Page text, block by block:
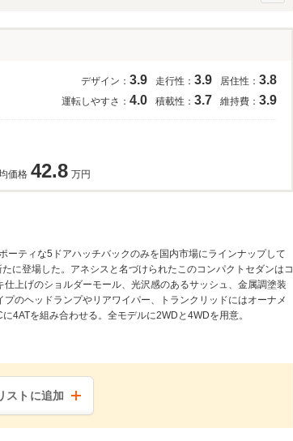
デザイン： 3.9 走行性： 3.9 居住性： 3.8
運転しやすさ： 4.0 積載性： 3.7 維持費： 3.9
価格 42.8 万円
ティな5ドアハッチバックのみを国内市場にラインナップして
に登場した。アネシスと名づけられたこのコンパクトセダンはコ
上げのショルダーモール、光沢感のあるサッシュ、金属調塗装
のヘッドランプやリアワイパー、トランクリッドにはオーナメ
4ATを組み合わせる。全モデルに2WDと4WDを用意。
ストに追加